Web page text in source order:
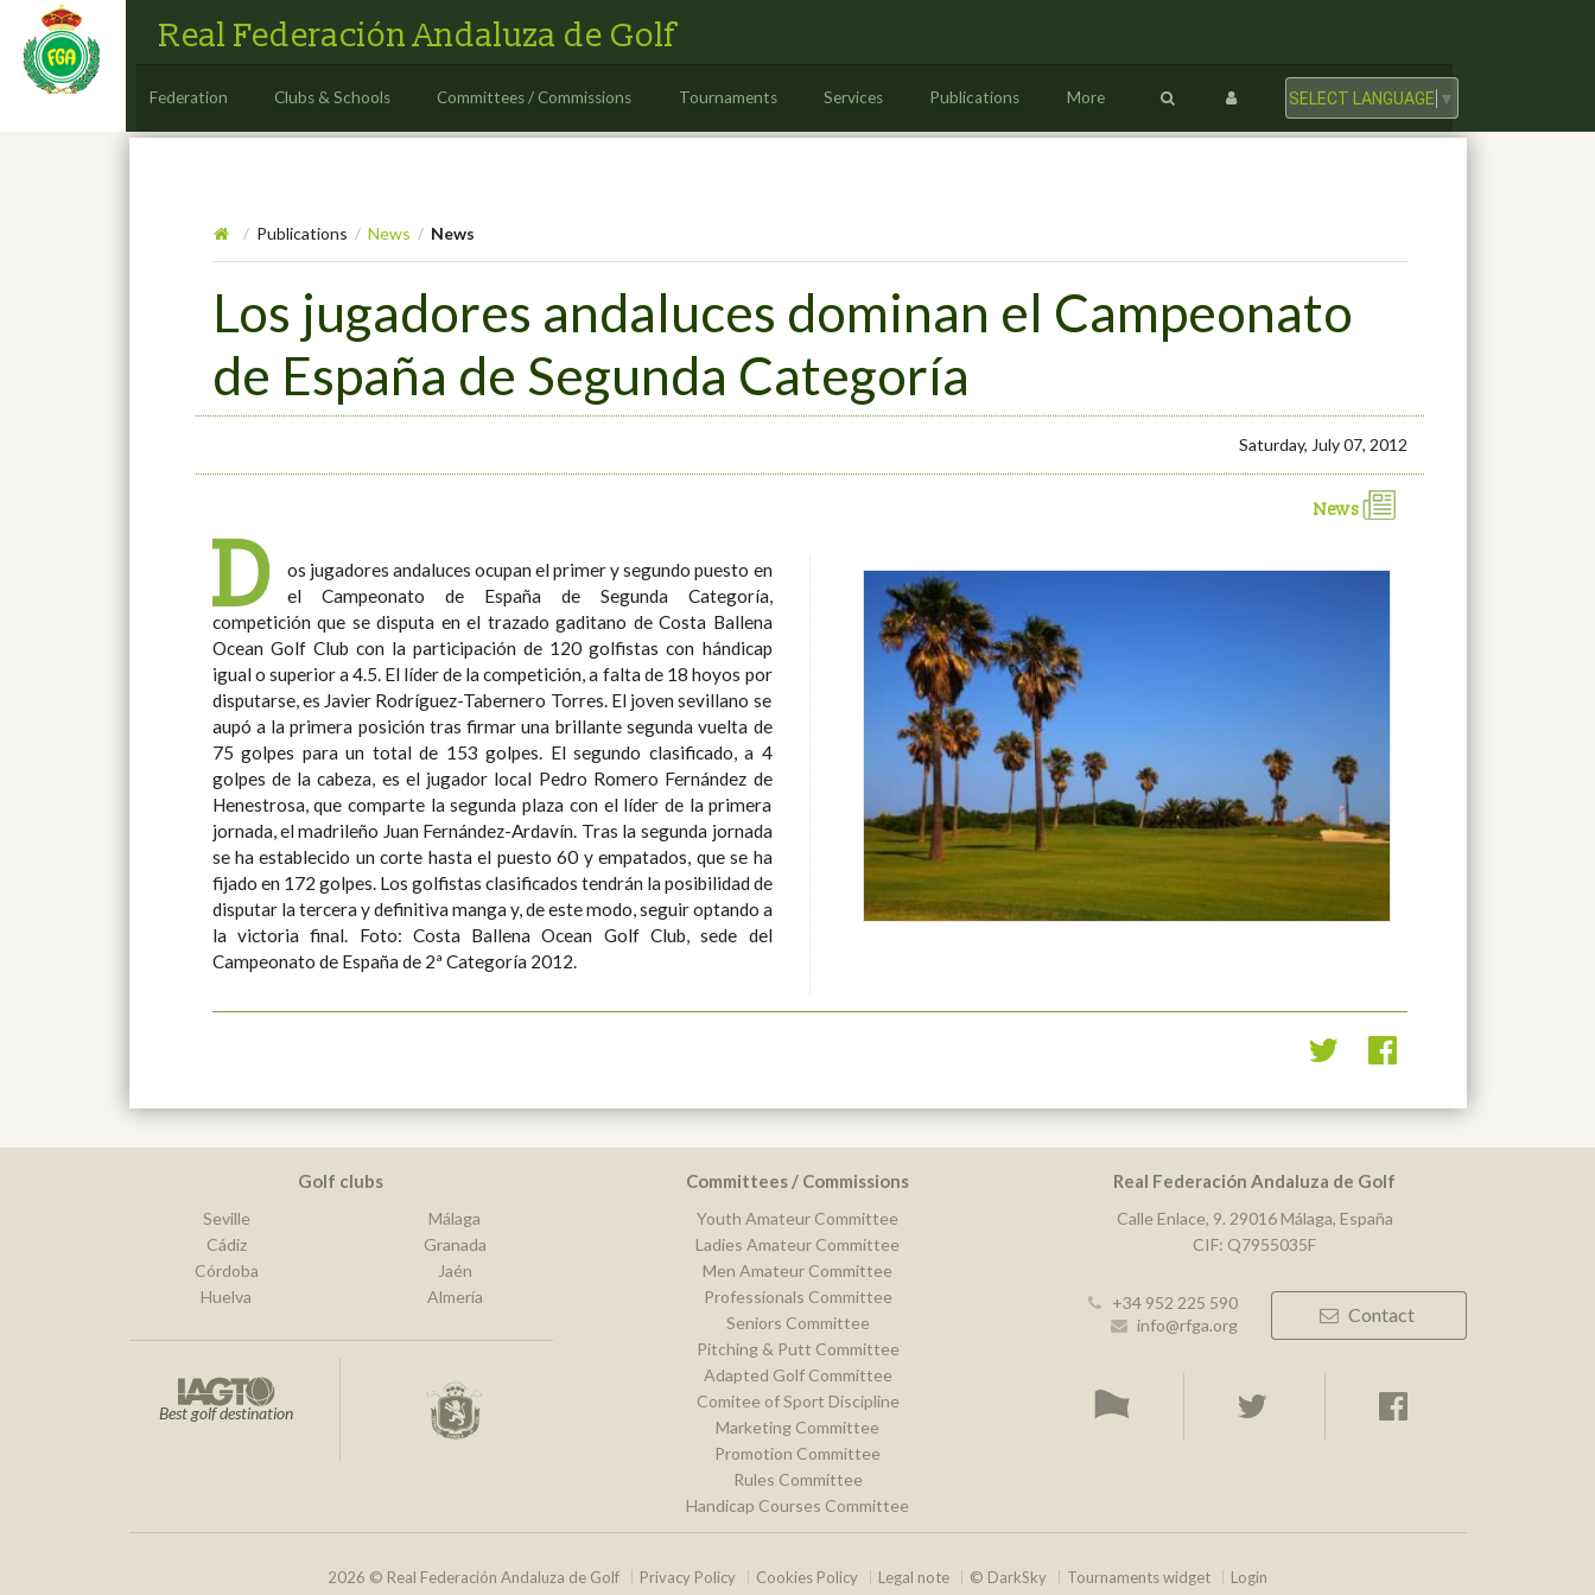
Real Federación Andaluza de Golf
Federation Clubs & Schools Committees / Commissions Tournaments Services Publications More SELECT LANGUAGE ▼
/ Publications / News / News
Los jugadores andaluces dominan el Campeonato
de España de Segunda Categoría
Saturday, July 07, 2012
News
D
os jugadores andaluces ocupan el primer y segundo puesto en
el Campeonato de España de Segunda Categoría,
competición que se disputa en el trazado gaditano de Costa Ballena
Ocean Golf Club con la participación de 120 golfistas con hándicap
igual o superior a 4.5. El líder de la competición, a falta de 18 hoyos por
disputarse, es Javier Rodríguez-Tabernero Torres. El joven sevillano se
aupó a la primera posición tras firmar una brillante segunda vuelta de
75 golpes para un total de 153 golpes. El segundo clasificado, a 4
golpes de la cabeza, es el jugador local Pedro Romero Fernández de
Henestrosa, que comparte la segunda plaza con el líder de la primera
jornada, el madrileño Juan Fernández-Ardavín. Tras la segunda jornada
se ha establecido un corte hasta el puesto 60 y empatados, que se ha
fijado en 172 golpes. Los golfistas clasificados tendrán la posibilidad de
disputar la tercera y definitiva manga y, de este modo, seguir optando a
la victoria final. Foto: Costa Ballena Ocean Golf Club, sede del
Campeonato de España de 2ª Categoría 2012.
Golf clubs
Seville
Cádiz
Córdoba
Huelva
Málaga
Granada
Jaén
Almería
Best golf destination
Committees / Commissions
Youth Amateur Committee
Ladies Amateur Committee
Men Amateur Committee
Professionals Committee
Seniors Committee
Pitching & Putt Committee
Adapted Golf Committee
Comitee of Sport Discipline
Marketing Committee
Promotion Committee
Rules Committee
Handicap Courses Committee
Real Federación Andaluza de Golf
Calle Enlace, 9. 29016 Málaga, España
CIF: Q7955035F
+34 952 225 590
info@rfga.org
Contact
2026 © Real Federación Andaluza de Golf Privacy Policy Cookies Policy Legal note © DarkSky Tournaments widget Login